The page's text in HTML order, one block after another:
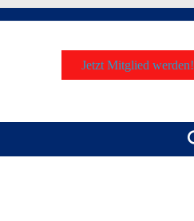
Jetzt Mitglied werden!